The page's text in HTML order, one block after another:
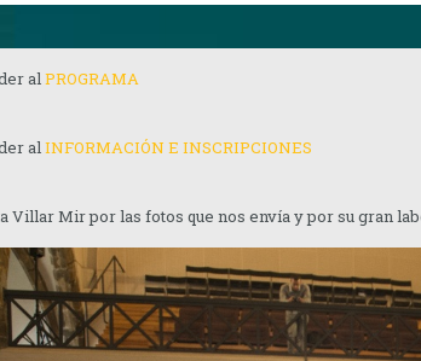
alPROGRAMA
alINFORMACIÓN E INSCRIPCIONES
Villar Mir por las fotos que nos envía y por su gran